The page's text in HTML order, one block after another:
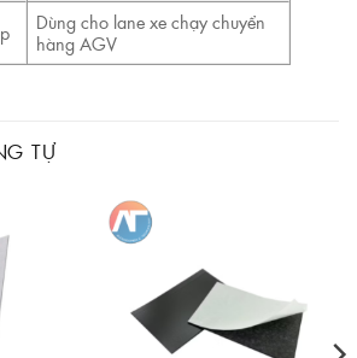
Dùng cho lane xe chạy chuyển
hàng AGV
TỰ